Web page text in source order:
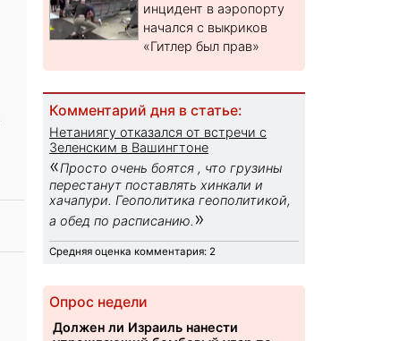
инцидент в аэропорту
начался с выкриков
«Гитлер был прав»
Комментарий дня в статье:
Нетаниягу отказался от встречи с
Зеленским в Вашингтоне
«Просто очень боятся , что грузины
перестанут поставлять хинкали и
хачапури. Геополитика геополитикой,
а обед по расписанию. »
Средняя оценка комментария: 2
Опрос недели
Должен ли Израиль нанести